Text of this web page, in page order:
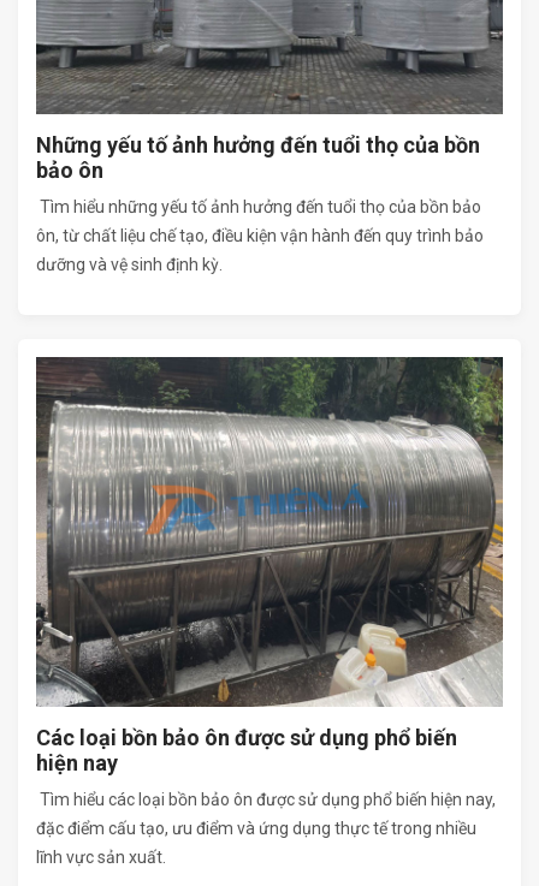
Những yếu tố ảnh hưởng đến tuổi thọ của bồn
bảo ôn
Tìm hiểu những yếu tố ảnh hưởng đến tuổi thọ của bồn bảo
ôn, từ chất liệu chế tạo, điều kiện vận hành đến quy trình bảo
dưỡng và vệ sinh định kỳ.
Các loại bồn bảo ôn được sử dụng phổ biến
hiện nay
Tìm hiểu các loại bồn bảo ôn được sử dụng phổ biến hiện nay,
đặc điểm cấu tạo, ưu điểm và ứng dụng thực tế trong nhiều
lĩnh vực sản xuất.